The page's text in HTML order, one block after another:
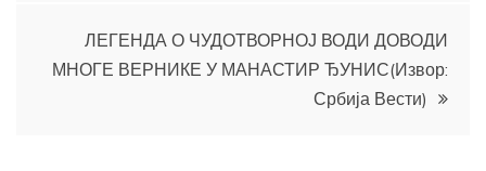
ЛЕГЕНДА О ЧУДОТВОРНОЈ ВОДИ ДОВОДИ
МНОГЕ ВЕРНИКЕ У МАНАСТИР ЂУНИС(Извор:
Србија Вести)